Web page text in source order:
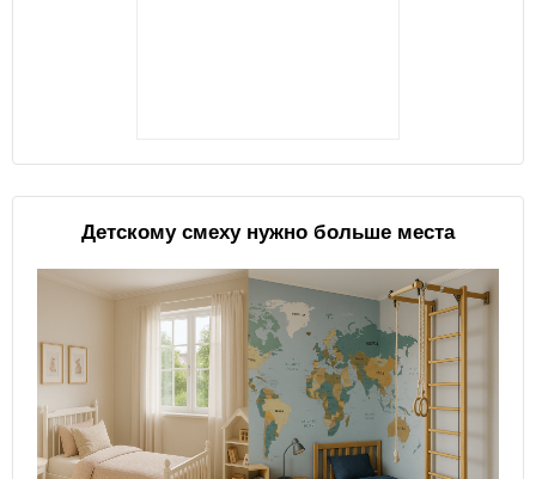
Детскому смеху нужно больше места